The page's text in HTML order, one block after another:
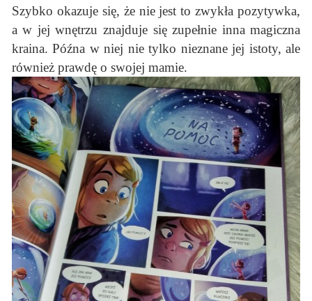
Szybko okazuje się, że nie jest to zwykła pozytywka,
a w jej wnętrzu znajduje się zupełnie inna magiczna
kraina. Późna w niej nie tylko nieznane jej istoty, ale
również prawdę o swojej mamie.